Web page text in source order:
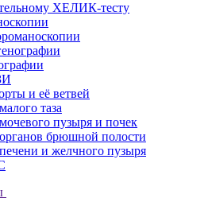
ХЕЛИК-тесту
и её ветвей
таза
пузыря и почек
брюшной полости
и желчного пузыря